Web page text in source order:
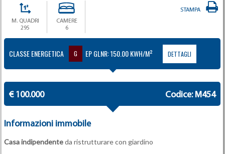
M. QUADRI
295
CAMERE
6
STAMPA
CLASSE ENERGETICA G EP GLNR: 150.00 KWH/M² DETTAGLI
€ 100.000 Codice: M454
Informazioni immobile
Casa indipendenteda ristrutturare con giardino